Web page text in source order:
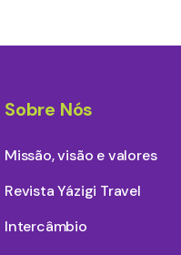
Sobre Nós
Missão, visão e valores
Revista Yázigi Travel
Intercâmbio